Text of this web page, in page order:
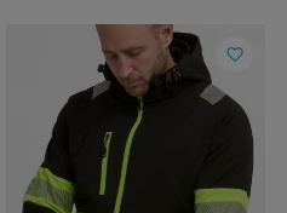
favorite_border